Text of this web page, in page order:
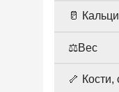
🥛
⚖️Вес
🦴 Кости,